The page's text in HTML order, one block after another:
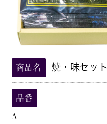
商品名 焼・味セット
品番
A